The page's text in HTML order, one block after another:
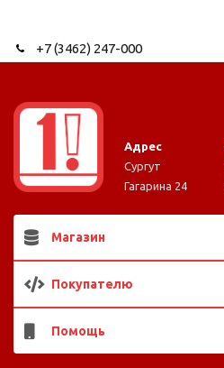
+7 (3462) 247-000
Адрес
Сургут
Гагарина 24
Магазин
Покупателю
Помощь